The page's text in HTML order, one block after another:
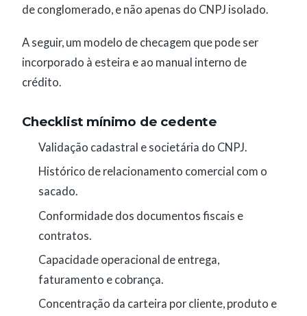
de conglomerado, e não apenas do CNPJ isolado.
A seguir, um modelo de checagem que pode ser
incorporado à esteira e ao manual interno de
crédito.
Checklist mínimo de cedente
Validação cadastral e societária do CNPJ.
Histórico de relacionamento comercial com o
sacado.
Conformidade dos documentos fiscais e
contratos.
Capacidade operacional de entrega,
faturamento e cobrança.
Concentração da carteira por cliente, produto e